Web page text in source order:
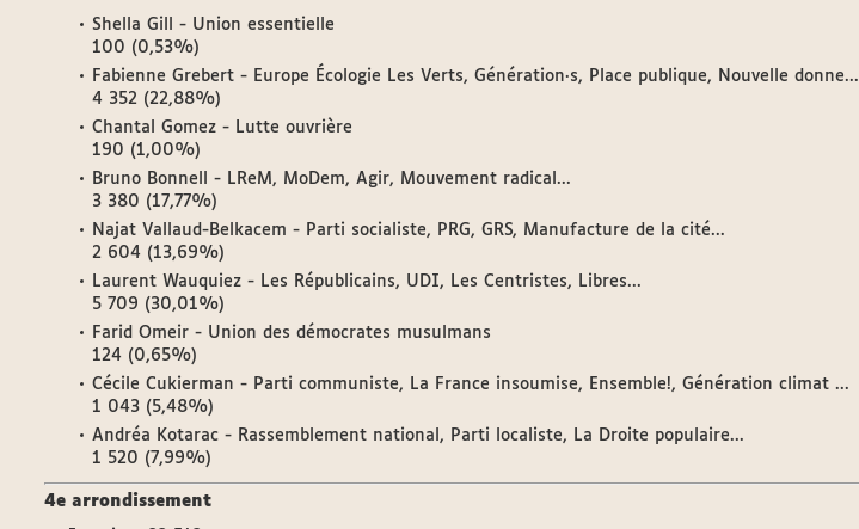
Shella Gill - Union essentielle
100 (0,53%)
Fabienne Grebert - Europe Écologie Les Verts, Génération·s, Place publique, Nouvelle donne...
4 352 (22,88%)
Chantal Gomez - Lutte ouvrière
190 (1,00%)
Bruno Bonnell - LReM, MoDem, Agir, Mouvement radical...
3 380 (17,77%)
Najat Vallaud-Belkacem - Parti socialiste, PRG, GRS, Manufacture de la cité...
2 604 (13,69%)
Laurent Wauquiez - Les Républicains, UDI, Les Centristes, Libres...
5 709 (30,01%)
Farid Omeir - Union des démocrates musulmans
124 (0,65%)
Cécile Cukierman - Parti communiste, La France insoumise, Ensemble!, Génération climat ...
1 043 (5,48%)
Andréa Kotarac - Rassemblement national, Parti localiste, La Droite populaire...
1 520 (7,99%)
4e arrondissement